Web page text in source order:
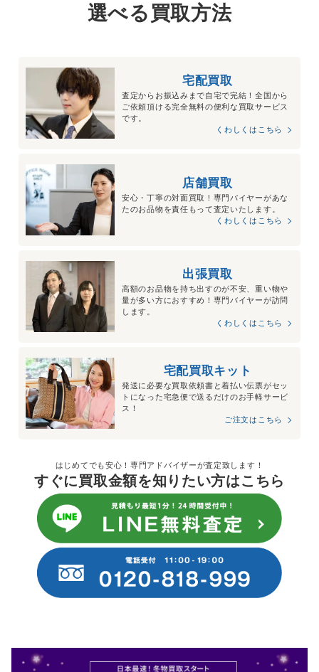
選べる買取方法
宅配買取
査定からお振込みまで自宅で完結！全国から
ご依頼頂ける完全無料の便利な買取サービス
です。
くわしくはこちら
店舗買取
安心・丁寧の対面買取！専門バイヤーがあな
たのお品物を責任もって査定いたします。
くわしくはこちら
出張買取
高額のお品物を持ち出すのが不安、重い物や
量が多い方におすすめ！専門バイヤーが訪問
します。
くわしくはこちら
宅配買取キット
発送に必要な買取依頼書と着払い伝票がセッ
トになった宅急便で送るだけのお手軽サービ
ス！
ご注文はこちら
はじめてでも安心！専門アドバイザーが査定致します！
すぐに買取金額を知りたい方はこちら